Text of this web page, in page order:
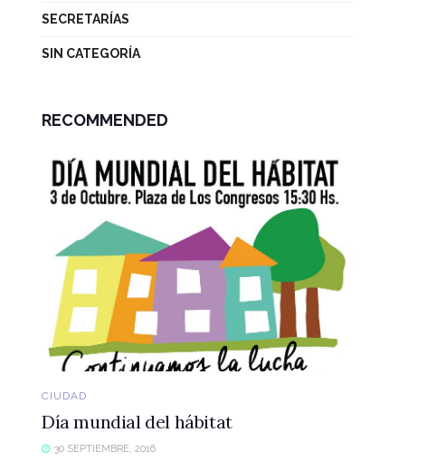
SECRETARÍAS
SIN CATEGORÍA
RECOMMENDED
CIUDAD
Día mundial del hábitat
30 SEPTIEMBRE, 2016